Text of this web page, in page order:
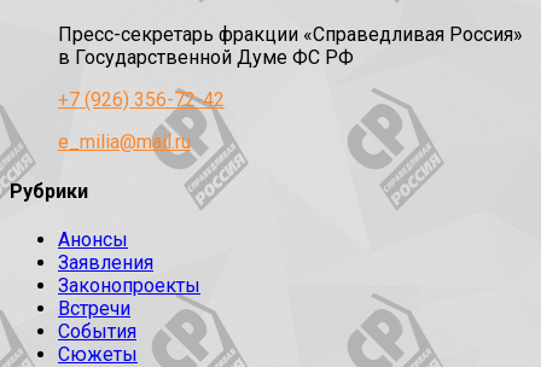
Пресс-секретарь фракции «Справедливая Россия»
в Государственной Думе ФС РФ
+7 (926) 356-72-42
e_milia@mail.ru
Рубрики
Анонсы
Заявления
Законопроекты
Встречи
События
Сюжеты